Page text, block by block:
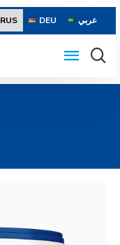
RUS DEU عربي